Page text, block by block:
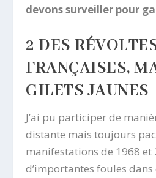
devons surveiller pour
2 DES
FRANÇAISES,
GILETS JAUNES
J’ai pu participer de
distante mais toujours
manifestations de 1968 et
d’importantes foules dans